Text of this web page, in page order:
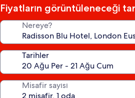
Fiyatların görüntüleneceği
Nereye?
Tarihler
Misafir sayısı